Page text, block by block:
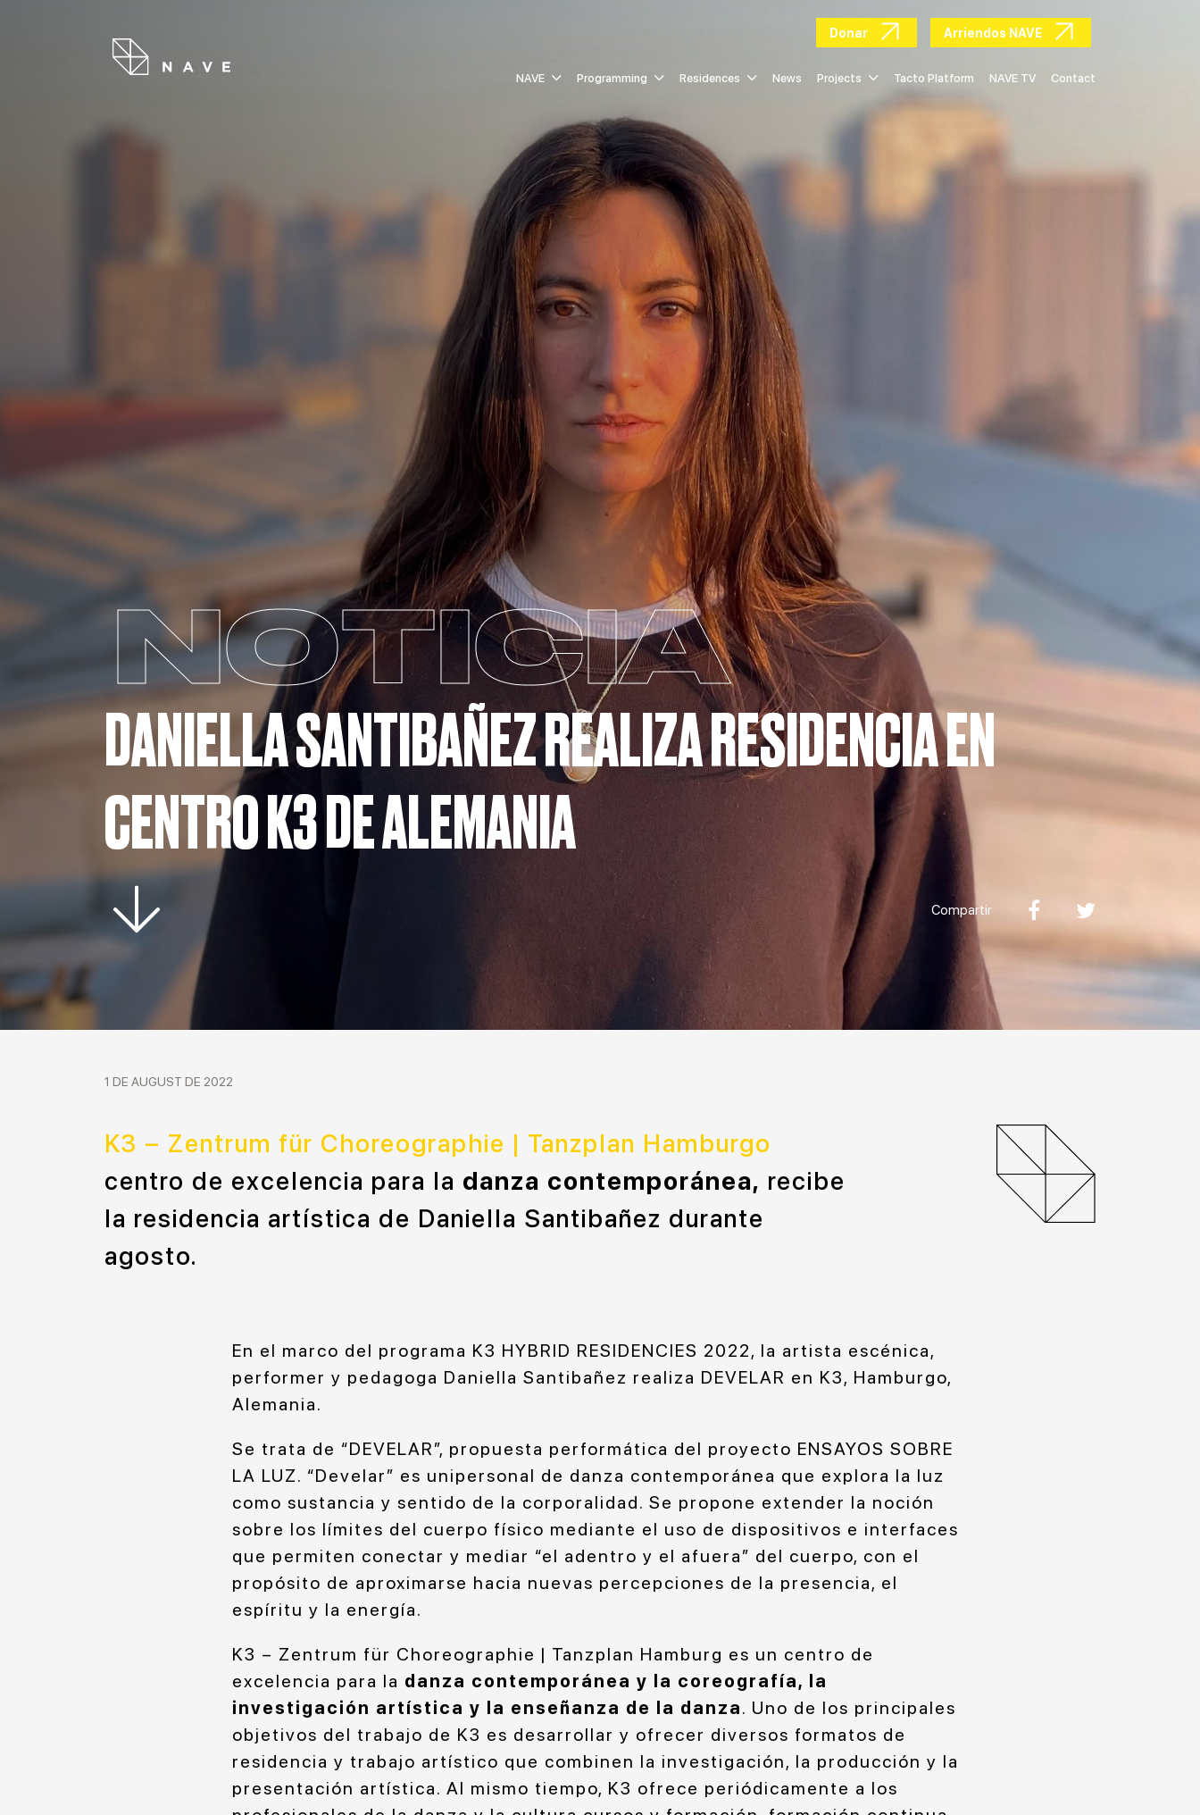
Donar Arriendos NAVE
NAVE Programming Residences News Projects Tacto Platform NAVE TV Contact
NOTICIA
DANIELLA SANTIBAÑEZ REALIZA RESIDENCIA EN
CENTRO K3 DE ALEMANIA
Compartir
1 DE AUGUST DE 2022
K3 – Zentrum für Choreographie | Tanzplan Hamburgo
centro de excelencia para la danza contemporánea, recibe
la residencia artística de Daniella Santibañez durante
agosto.
En el marco del programa K3 HYBRID RESIDENCIES 2022, la artista escénica,
performer y pedagoga Daniella Santibañez realiza DEVELAR en K3, Hamburgo,
Alemania.
Se trata de “DEVELAR”, propuesta performática del proyecto ENSAYOS SOBRE
LA LUZ. “Develar” es unipersonal de danza contemporánea que explora la luz
como sustancia y sentido de la corporalidad. Se propone extender la noción
sobre los límites del cuerpo físico mediante el uso de dispositivos e interfaces
que permiten conectar y mediar “el adentro y el afuera” del cuerpo, con el
propósito de aproximarse hacia nuevas percepciones de la presencia, el
espíritu y la energía.
K3 – Zentrum für Choreographie | Tanzplan Hamburg es un centro de
excelencia para la danza contemporánea y la coreografía, la
investigación artística y la enseñanza de la danza. Uno de los principales
objetivos del trabajo de K3 es desarrollar y ofrecer diversos formatos de
residencia y trabajo artístico que combinen la investigación, la producción y la
presentación artística. Al mismo tiempo, K3 ofrece periódicamente a los